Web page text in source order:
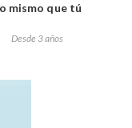
mismo que tú
Desde 3 años